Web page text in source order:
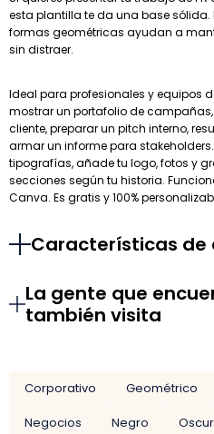
esta plantilla te da una base sólida.
formas geométricas ayudan a
sin distraer.
Ideal para profesionales y equipos
mostrar un portafolio de
cliente, preparar un pitch interno,
armar un informe para
tipografías, añade tu logo, fotos y
secciones según tu historia.
Canva. Es gratis y 100%
Características de
La gente que
también visita
Corporativo Geométrico
Negocios
Negro